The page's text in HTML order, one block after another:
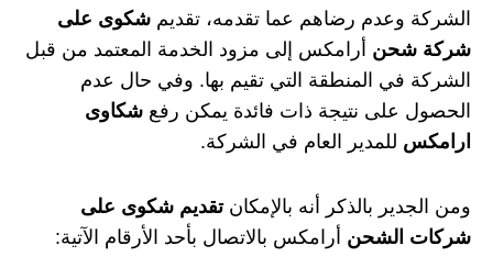
الشركة وعدم رضاهم عما تقدمه، تقديم شكوى على
شركة شحن أرامكس إلى مزود الخدمة المعتمد من قبل
الشركة في المنطقة التي تقيم بها. وفي حال عدم
الحصول على نتيجة ذات فائدة يمكن رفع شكاوى
ارامكس للمدير العام في الشركة.
ومن الجدير بالذكر أنه بالإمكانتقديم شكوى على
شركات الشحن أرامكس بالاتصال بأحد الأرقام الآتية: